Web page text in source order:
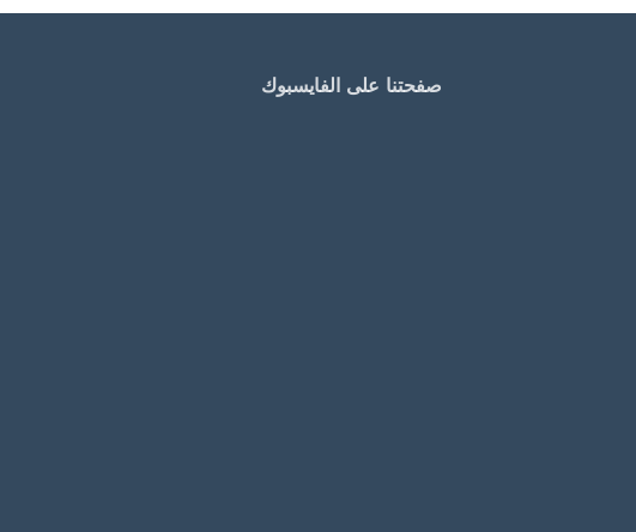
صفحتنا على الفايسبوك